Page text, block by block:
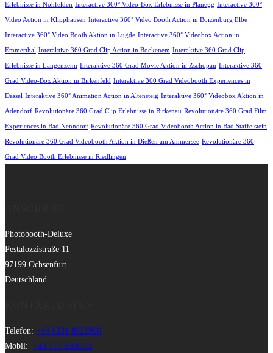
Erlebnisse in Nohfelden Interactive 360° Video-Box Erlebnisse in Planegg Interactive 360°
Video Action in Klipphausen Interactive 360° Video Booth Action in Boizenburg Elbe
Interactive 360° Video Booth Aktion in Lügde Interactive 360° Videobox Action in
Emmerthal Interaktive 360 Grad Clip Action in Bockenem Interaktive 360 Grad Clip
Erlebnisse in Langenzenn Interaktive 360 Grad Movie Aktion in Zschopau Interaktive 360
Grad Video-Box Aktion in Birkenfeld Interaktive 360 Grad Videobooth Experiences in
Dassel Interaktive 360° Animation Action in Altensteig Interaktive 360° Videobox Aktion in
Adendorf Revolutionäre 360 Grad Clip Erlebnisse in Birkenau Revolutionäre 360 Grad Film
Experiences in Bad Nenndorf Revolutionäre 360 Grad Videobooth Action in Bad Staffelstein
Revolutionäre 360 Grad Videobooth Aktion in Dießen am Ammersee Revolutionäre 360
Grad Video Booth Erlebnisse in Riedlingen
Photobooth-Deluxe
Pestalozzistraße 11
97199 Ochsenfurt
Deutschland
Telefon: +49 9331 8021990
Mobil: +49 177 6506111